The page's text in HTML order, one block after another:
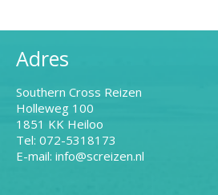
Adres
Southern Cross Reizen
Holleweg 100
1851 KK Heiloo
Tel: 072-5318173
E-mail: info@screizen.nl